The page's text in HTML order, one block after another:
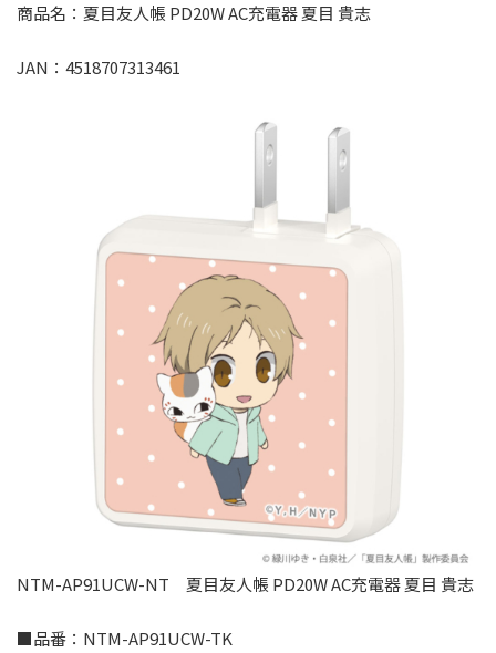
商品名：夏目友人帳 PD20W AC充電器 夏目 貴志
JAN：4518707313461
NTM-AP91UCW-NT 夏目友人帳 PD20W AC充電器 夏目 貴志
■品番：NTM-AP91UCW-TK